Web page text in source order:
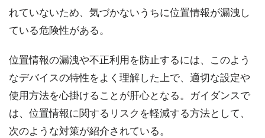
れていないため、気づかないうちに位置情報が漏洩し
ている危険性がある。
位置情報の漏洩や不正利用を防止するには、このよう
なデバイスの特性をよく理解した上で、適切な設定や
使用方法を心掛けることが肝心となる。ガイダンスで
は、位置情報に関するリスクを軽減する方法として、
次のような対策が紹介されている。